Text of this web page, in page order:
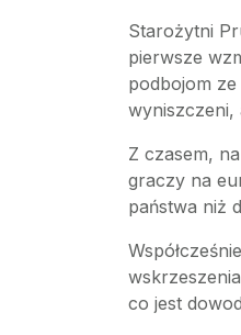
Starożytni
pierwsze
podbojom
wyniszczeni,
Z czasem,
graczy na
państwa niż
co jest